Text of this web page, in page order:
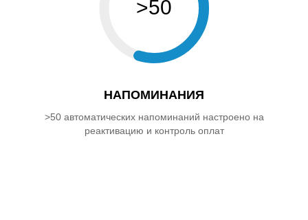
>50
НАПОМИНАНИЯ
>50 автоматических напоминаний настроено на
реактивацию и контроль оплат